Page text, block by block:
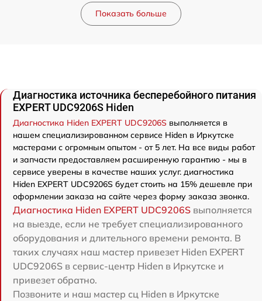
Показать больше
Диагностика источника бесперебойного питания
EXPERT UDC9206S Hiden
Диагностика Hiden EXPERT UDC9206S выполняется в
нашем специализированном сервисе Hiden в Иркутске
мастерами с огромным опытом - от 5 лет. На все виды работ
и запчасти предоставляем расширенную гарантию - мы в
сервисе уверены в качестве наших услуг. диагностика
Hiden EXPERT UDC9206S будет стоить на 15% дешевле при
оформлении заказа на сайте через форму заказа звонка.
Диагностика Hiden EXPERT UDC9206S выполняется
на выезде, если не требует специализированного
оборудования и длительного времени ремонта. В
таких случаях наш мастер привезет Hiden EXPERT
UDC9206S в сервис-центр Hiden в Иркутске и
привезет обратно.
Позвоните и наш мастер сц Hiden в Иркутске